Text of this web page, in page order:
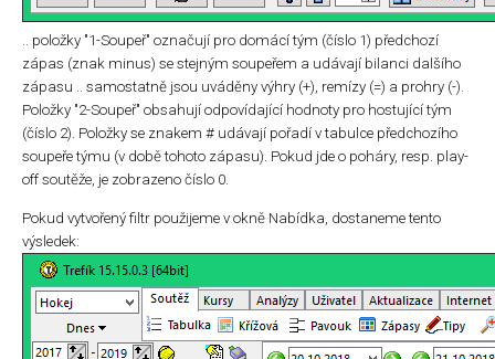
.. položky "1-Soupeř" označují pro domácí tým (číslo 1) předchozí
zápas (znak minus) se stejným soupeřem a udávají bilanci dalšího
zápasu .. samostatně jsou uváděny výhry (+), remízy (=) a prohry (-).
Položky "2-Soupeř" obsahují odpovídající hodnoty pro hostující tým
(číslo 2). Položky se znakem # udávají pořadí v tabulce předchozího
soupeře týmu (v době tohoto zápasu). Pokud jde o poháry, resp. play-
off soutěže, je zobrazeno číslo 0.
Pokud vytvořený filtr použijeme v okně Nabídka, dostaneme tento
výsledek: